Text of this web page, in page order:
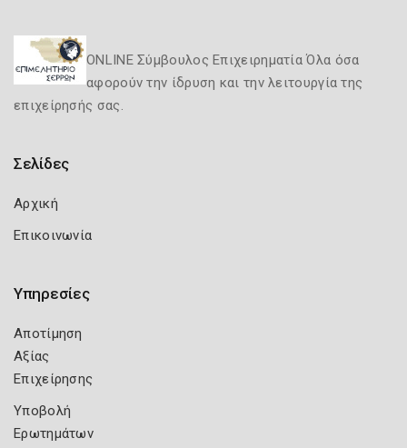
ONLINE Σύμβουλος Επιχειρηματία Όλα όσα
αφορούν την ίδρυση και την λειτουργία της
επιχείρησής σας.
Σελίδες
Αρχική
Επικοινωνία
Υπηρεσίες
Αποτίμηση
Αξίας
Επιχείρησης
Υποβολή
Ερωτημάτων